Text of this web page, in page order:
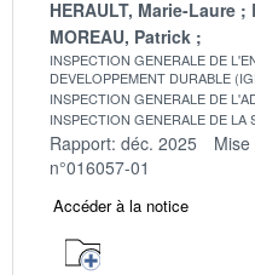
HERAULT, Marie-Laure
MOREAU, Patrick
INSPECTION GENERALE DE
DEVELOPPEMENT DURABLE
INSPECTION GENERALE DE
INSPECTION GENERALE DE LA
Rapport: déc. 2025
n°016057-01
Accéder à la notice